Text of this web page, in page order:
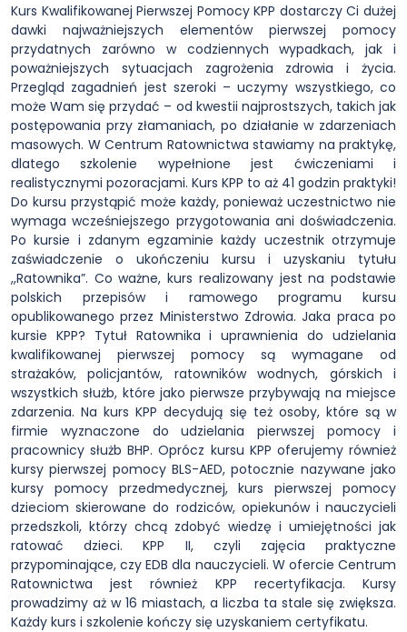
Kurs Kwalifikowanej Pierwszej Pomocy KPP dostarczy Ci dużej
dawki najważniejszych elementów pierwszej pomocy
przydatnych zarówno w codziennych wypadkach, jak i
poważniejszych sytuacjach zagrożenia zdrowia i życia.
Przegląd zagadnień jest szeroki – uczymy wszystkiego, co
może Wam się przydać – od kwestii najprostszych, takich jak
postępowania przy złamaniach, po działanie w zdarzeniach
masowych. W Centrum Ratownictwa stawiamy na praktykę,
dlatego szkolenie wypełnione jest ćwiczeniami i
realistycznymi pozoracjami. Kurs KPP to aż 41 godzin praktyki!
Do kursu przystąpić może każdy, ponieważ uczestnictwo nie
wymaga wcześniejszego przygotowania ani doświadczenia.
Po kursie i zdanym egzaminie każdy uczestnik otrzymuje
zaświadczenie o ukończeniu kursu i uzyskaniu tytułu
,,Ratownika”. Co ważne, kurs realizowany jest na podstawie
polskich przepisów i ramowego programu kursu
opublikowanego przez Ministerstwo Zdrowia. Jaka praca po
kursie KPP? Tytuł Ratownika i uprawnienia do udzielania
kwalifikowanej pierwszej pomocy są wymagane od
strażaków, policjantów, ratowników wodnych, górskich i
wszystkich służb, które jako pierwsze przybywają na miejsce
zdarzenia. Na kurs KPP decydują się też osoby, które są w
firmie wyznaczone do udzielania pierwszej pomocy i
pracownicy służb BHP. Oprócz kursu KPP oferujemy również
kursy pierwszej pomocy BLS-AED, potocznie nazywane jako
kursy pomocy przedmedycznej, kurs pierwszej pomocy
dzieciom skierowane do rodziców, opiekunów i nauczycieli
przedszkoli, którzy chcą zdobyć wiedzę i umiejętności jak
ratować dzieci. KPP II, czyli zajęcia praktyczne
przypominające, czy EDB dla nauczycieli. W ofercie Centrum
Ratownictwa jest również KPP recertyfikacja. Kursy
prowadzimy aż w 16 miastach, a liczba ta stale się zwiększa.
Każdy kurs i szkolenie kończy się uzyskaniem certyfikatu.